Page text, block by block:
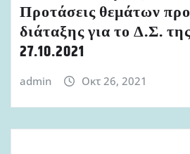
Προτάσεις θεμάτων
διάταξης για το Δ.Σ.
27.10.2021
admin Οκτ 26, 2021